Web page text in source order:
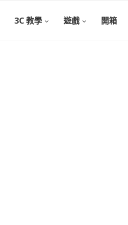
3C 教學 遊戲 開箱